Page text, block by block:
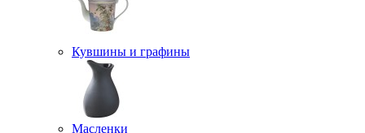
Кувшины и графины
Масленки